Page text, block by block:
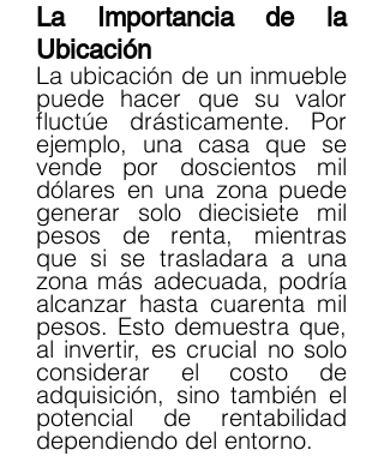
La Importancia de la
Ubicación
La ubicación de un inmueble
puede hacer que su valor
fluctúe drásticamente. Por
ejemplo, una casa que se
vende por doscientos mil
dólares en una zona puede
generar solo diecisiete mil
pesos de renta, mientras
que si se trasladara a una
zona más adecuada, podría
alcanzar hasta cuarenta mil
pesos. Esto demuestra que,
al invertir, es crucial no solo
considerar el costo de
adquisición, sino también el
potencial de rentabilidad
dependiendo del entorno.